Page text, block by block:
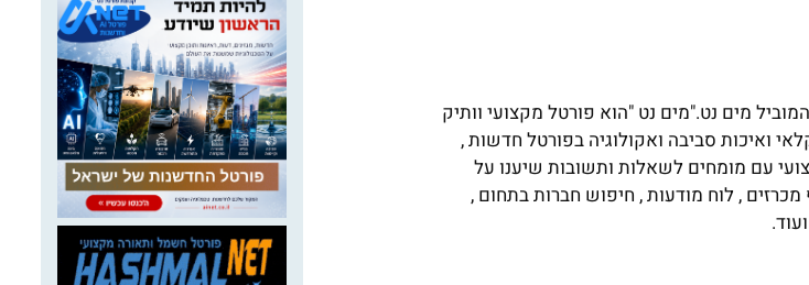
מים נט."מים נט "הוא פורטל מקצועי וותיק
ואיכות סביבה ואקולוגיה בפורטל חדשות ,
עם מומחים לשאלות ותשובות שיענו על
, לוח מודעות , חיפוש חברות בתחום ,